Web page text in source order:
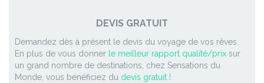
DEVIS GRATUIT
Demandez dès à présent le devis du voyage de vos rêves.
En plus de vous donner le meilleur rapport qualité/prix sur
un grand nombre de destinations, chez Sensations du
Monde, vous bénéficiez du devis gratuit !